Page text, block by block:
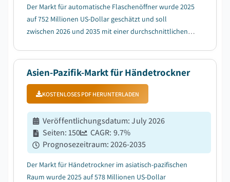
Der Markt für automatische Flaschenöffner wurde 2025
auf 752 Millionen US-Dollar geschätzt und soll
zwischen 2026 und 2035 mit einer durchschnittlichen
Asien-Pazifik-Markt für Händetrockner
KOSTENLOSES PDF HERUNTERLADEN
Veröffentlichungsdatum:July 2026
Seiten:150 CAGR: 9.7%
Prognosezeitraum:2026-2035
Der Markt für Händetrockner im asiatisch-pazifischen
Raum wurde 2025 auf 578 Millionen US-Dollar